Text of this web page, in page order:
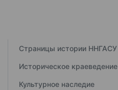
Страницы истории ННГАСУ
Историческое краеведение
Культурное наследие